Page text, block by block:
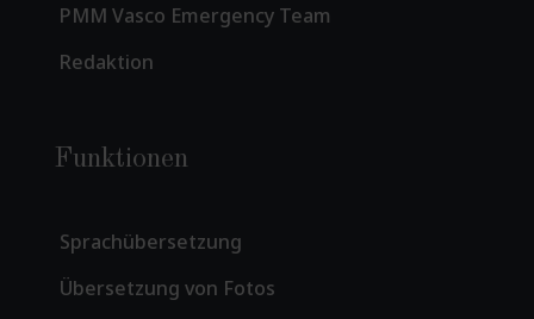
PMM Vasco Emergency Team
Redaktion
Funktionen
Sprachübersetzung
Übersetzung von Fotos